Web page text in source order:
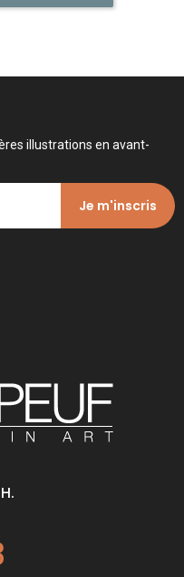
illustrations en avant-
Je m'inscris